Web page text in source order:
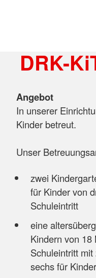
DRK-
Angebot
In unserer
Kinder betreut.
Unser
zwei
für Kinder von
Schuleintritt
eine
Kindern von 18
Schuleintritt
sechs für